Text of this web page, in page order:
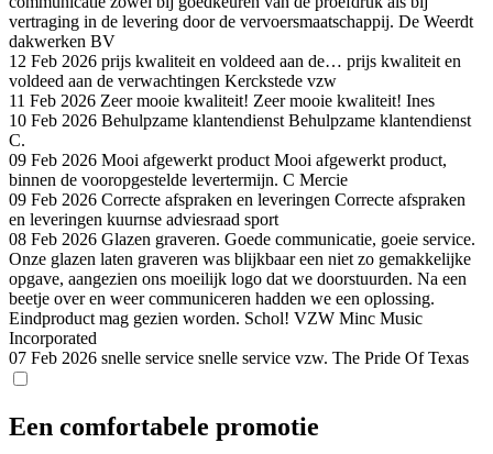
vertraging in de levering door de vervoersmaatschappij. De Weerdt
dakwerken BV
12 Feb 2026 prijs kwaliteit en voldeed aan de… prijs kwaliteit en
voldeed aan de verwachtingen Kerckstede vzw
11 Feb 2026 Zeer mooie kwaliteit! Zeer mooie kwaliteit! Ines
10 Feb 2026 Behulpzame klantendienst Behulpzame klantendienst
C.
09 Feb 2026 Mooi afgewerkt product Mooi afgewerkt product,
binnen de vooropgestelde levertermijn. C Mercie
09 Feb 2026 Correcte afspraken en leveringen Correcte afspraken
en leveringen kuurnse adviesraad sport
08 Feb 2026 Glazen graveren. Goede communicatie, goeie service.
Onze glazen laten graveren was blijkbaar een niet zo gemakkelijke
opgave, aangezien ons moeilijk logo dat we doorstuurden. Na een
beetje over en weer communiceren hadden we een oplossing.
Eindproduct mag gezien worden. Schol! VZW Minc Music
Incorporated
07 Feb 2026 snelle service snelle service vzw. The Pride Of Texas
Een comfortabele promotie